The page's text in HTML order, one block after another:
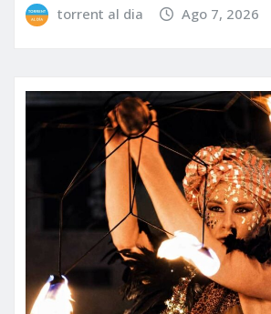
torrent al dia Ago 7, 2026